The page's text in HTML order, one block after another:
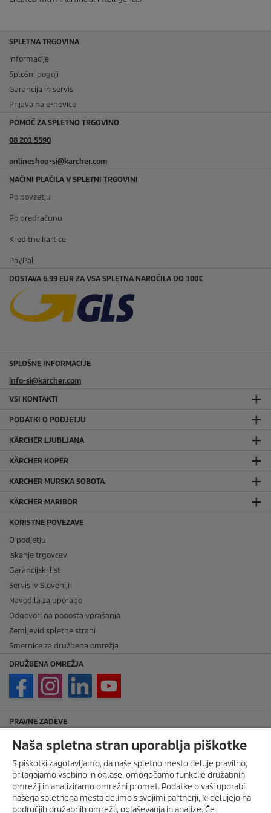
SPLETNA TRGOVINA
Informacije
Splošni pogoji
Garancija in servis
Prijava na e-novice
POMOČ ZA SPLETNO TRGOVINO
08 201 5590
onlineshop-si@karcher.com
NAČINI PLAČILA V SPLETNI TRGOVINI
Po povzetju
Po predračunu
Kreditne kartice
PayPal
DOSTAVA 6,99 EUR ZA VSA SPLETNA NAROČILA DO 100€
SPLOŠNE INFORMACIJE
info-si@karcher.com
VSI KONTAKTI
PODATKI O PODJETJU
KÄRCHER LJUBLJANA
KÄRCHER KOPER
KARCHER MURSKA SOBOTA
KÄRCHER MARIBOR
KORISTNE POVEZAVE
O podjetju
Iskanje trgovcev
Garancijski list
Servisi v Sloveniji
Navodila za uporabo
Odgovori na pogosta vprašanja
Zemljevid spletne strani
Smernice za družbena omrežja
DRUŽBENA OMREŽJA
PRAVNE ZADEVE
Imprint
Avtorske pravice
Zavrnitev odgovornosti
Pravila nagradne igre
Politika zasebnosti
Naša spletna stran uporablja piškotke
S piškotki zagotavljamo, da naše spletno mesto deluje pravilno,
prilagajamo vsebino in oglase, omogočamo funkcije družabnih
omrežij in analiziramo omrežni promet. Podatke o vaši uporabi
našega spletnega mesta delimo s svojimi partnerji, ki delujejo na
področjih družabnih omrežij, oglaševanja in analize. Če